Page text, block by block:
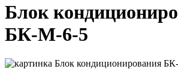
Блок
БК-М-6-5